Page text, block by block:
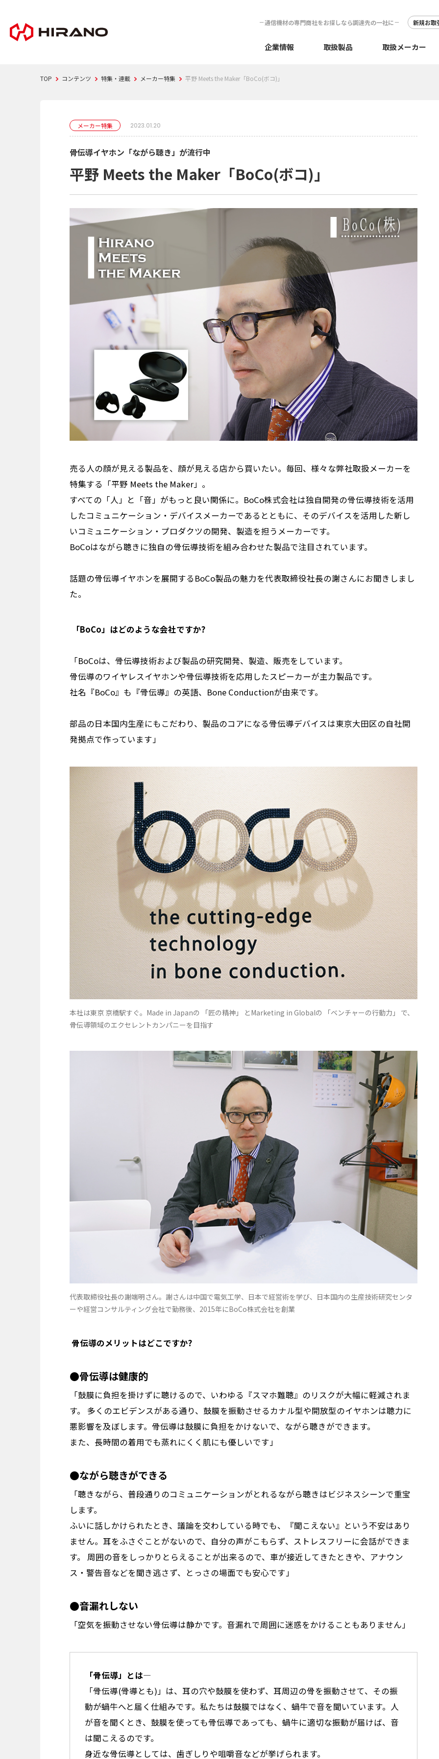
通信機材の専門商社をお探しなら調達先の一社に 新規お取
企業情報 取扱製品 取扱メーカー
TOP コンテンツ 特集・連載 メーカー特集 平野 Meets the Maker「BoCo(ボコ)」
メーカー特集 2023.01.20
骨伝導イヤホン「ながら聴き」が流行中
平野 Meets the Maker「BoCo(ボコ)」
売る人の顔が見える製品を、顔が見える店から買いたい。毎回、様々な弊社取扱メーカーを
特集する「平野 Meets the Maker」。
すべての「人」と「音」がもっと良い関係に。BoCo株式会社は独自開発の骨伝導技術を活用
したコミュニケーション・デバイスメーカーであるとともに、そのデバイスを活用した新し
いコミュニケーション・プロダクツの開発、製造を担うメーカーです。
BoCoはながら聴きに独自の骨伝導技術を組み合わせた製品で注目されています。
話題の骨伝導イヤホンを展開するBoCo製品の魅力を代表取締役社長の謝さんにお聞きしまし
た。
―― 「BoCo」はどのような会社ですか?
「BoCoは、骨伝導技術および製品の研究開発、製造、販売をしています。
骨伝導のワイヤレスイヤホンや骨伝導技術を応用したスピーカーが主力製品です。
社名『BoCo』も『骨伝導』の英語、Bone Conductionが由来です。
部品の日本国内生産にもこだわり、製品のコアになる骨伝導デバイスは東京大田区の自社開
発拠点で作っています」
本社は東京 京橋駅すぐ。Made in Japanの 「匠の精神」 とMarketing in Globalの 「ベンチャーの行動力」 で、
骨伝導領域のエクセレントカンパニーを目指す
代表取締役社長の謝端明さん。謝さんは中国で電気工学、日本で経営術を学び、日本国内の生産技術研究センタ
ーや経営コンサルティング会社で勤務後、2015年にBoCo株式会社を創業
―― 骨伝導のメリットはどこですか?
●骨伝導は健康的
「鼓膜に負担を掛けずに聴けるので、いわゆる『スマホ難聴』のリスクが大幅に軽減されま
す。 多くのエビデンスがある通り、鼓膜を振動させるカナル型や開放型のイヤホンは聴力に
悪影響を及ぼします。骨伝導は鼓膜に負担をかけないで、ながら聴きができます。
また、長時間の着用でも蒸れにくく肌にも優しいです」
●ながら聴きができる
「聴きながら、普段通りのコミュニケーションがとれるながら聴きはビジネスシーンで重宝
します。
ふいに話しかけられたとき、議論を交わしている時でも、『聞こえない』という不安はあり
ません。耳をふさぐことがないので、自分の声がこもらず、ストレスフリーに会話ができま
す。 周囲の音をしっかりとらえることが出来るので、車が接近してきたときや、アナウン
ス・警告音などを聞き逃さず、とっさの場面でも安心です」
●音漏れしない
「空気を振動させない骨伝導は静かです。音漏れで周囲に迷惑をかけることもありません」
「骨伝導」とは―
「骨伝導(骨導とも)」は、耳の穴や鼓膜を使わず、耳周辺の骨を振動させて、その振
動が蝸牛へと届く仕組みです。私たちは鼓膜ではなく、蝸牛で音を聞いています。人
が音を聞くとき、鼓膜を使っても骨伝導であっても、蝸牛に適切な振動が届けば、音
は聞こえるのです。
身近な骨伝導としては、歯ぎしりや咀嚼音などが挙げられます。